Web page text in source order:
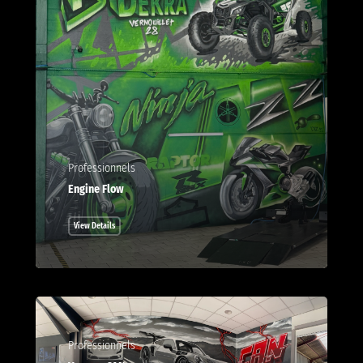
Professionnels
Engine Flow
View Details
Professionnels